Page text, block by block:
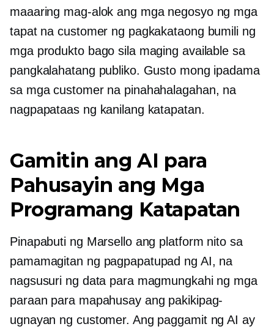
maaaring mag-alok ang mga negosyo ng mga
tapat na customer ng pagkakataong bumili ng
mga produkto bago sila maging available sa
pangkalahatang publiko. Gusto mong ipadama
sa mga customer na pinahahalagahan, na
nagpapataas ng kanilang katapatan.
Gamitin ang AI para
Pahusayin ang Mga
Programang Katapatan
Pinapabuti ng Marsello ang platform nito sa
pamamagitan ng pagpapatupad ng AI, na
nagsusuri ng data para magmungkahi ng mga
paraan para mapahusay ang pakikipag-
ugnayan ng customer. Ang paggamit ng AI ay